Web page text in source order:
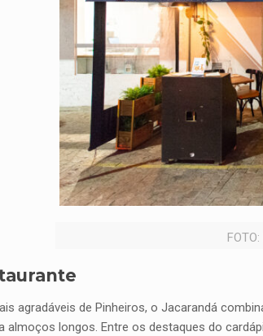
agradáveis de Pinheiros, o Jacarandá
almoços longos. Entre os destaques do